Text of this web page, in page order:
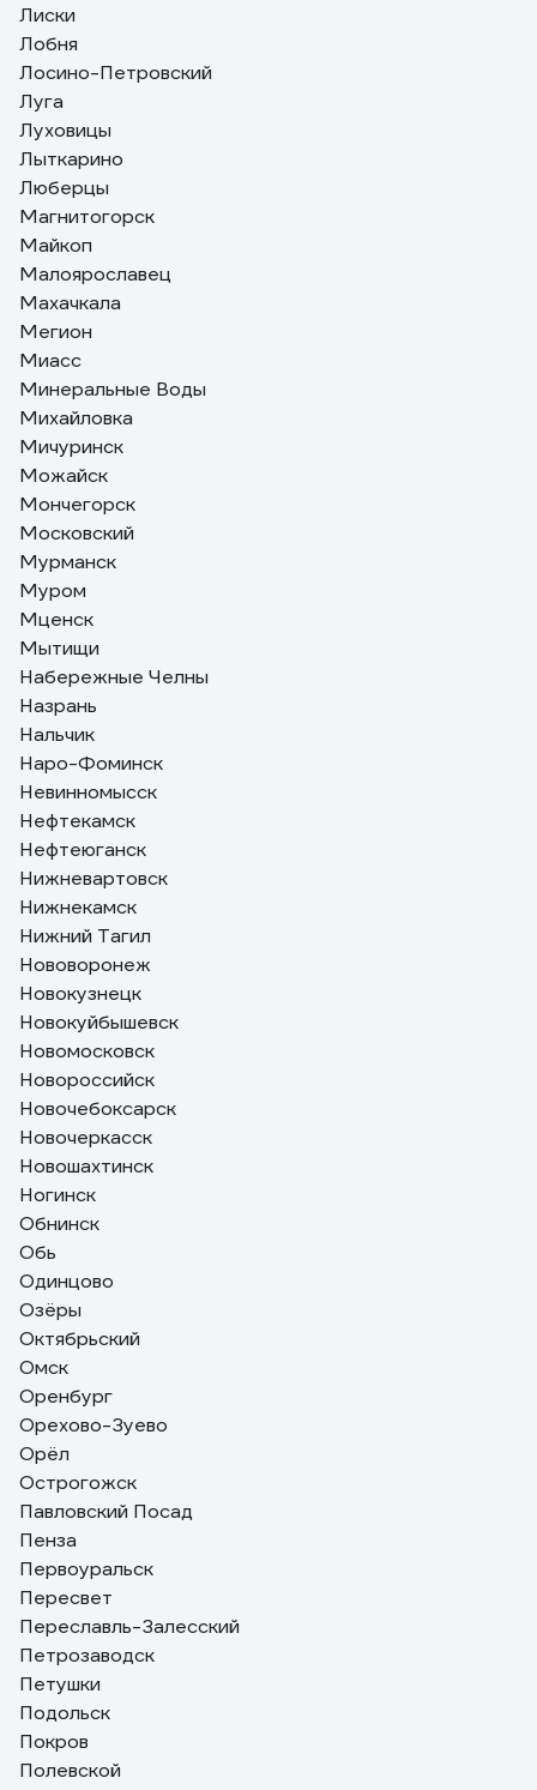
Лиски
Лобня
Лосино-Петровский
Луга
Луховицы
Лыткарино
Люберцы
Магнитогорск
Майкоп
Малоярославец
Махачкала
Мегион
Миасс
Минеральные Воды
Михайловка
Мичуринск
Можайск
Мончегорск
Московский
Мурманск
Муром
Мценск
Мытищи
Набережные Челны
Назрань
Нальчик
Наро-Фоминск
Невинномысск
Нефтекамск
Нефтеюганск
Нижневартовск
Нижнекамск
Нижний Тагил
Нововоронеж
Новокузнецк
Новокуйбышевск
Новомосковск
Новороссийск
Новочебоксарск
Новочеркасск
Новошахтинск
Ногинск
Обнинск
Обь
Одинцово
Озёры
Октябрьский
Омск
Оренбург
Орехово-Зуево
Орёл
Острогожск
Павловский Посад
Пенза
Первоуральск
Пересвет
Переславль-Залесский
Петрозаводск
Петушки
Подольск
Покров
Полевской